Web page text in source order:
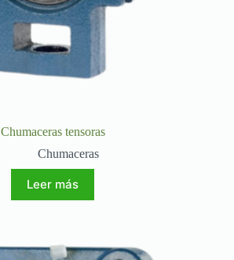
Chumaceras tensoras
Chumaceras
Leer más